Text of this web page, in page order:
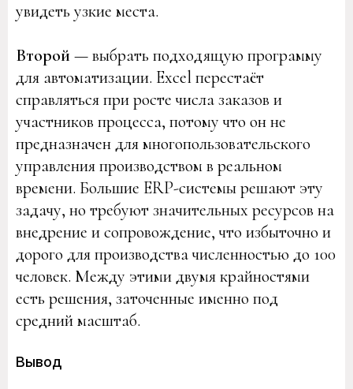
увидеть узкие места.
Второй — выбрать подходящую программу
для автоматизации. Excel перестаёт
справляться при росте числа заказов и
участников процесса, потому что он не
предназначен для многопользовательского
управления производством в реальном
времени. Большие ERP-системы решают эту
задачу, но требуют значительных ресурсов на
внедрение и сопровождение, что избыточно и
дорого для производства численностью до 100
человек. Между этими двумя крайностями
есть решения, заточенные именно под
средний масштаб.
Вывод